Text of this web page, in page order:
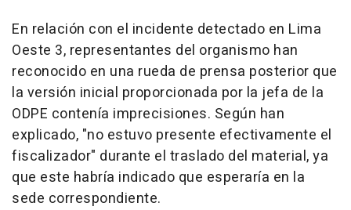
En relación con el incidente detectado en Lima
Oeste 3, representantes del organismo han
reconocido en una rueda de prensa posterior que
la versión inicial proporcionada por la jefa de la
ODPE contenía imprecisiones. Según han
explicado, "no estuvo presente efectivamente el
fiscalizador" durante el traslado del material, ya
que este habría indicado que esperaría en la
sede correspondiente.